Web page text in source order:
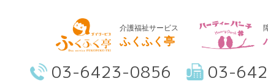
介護福祉サービス
ふくふく亭
03-6423-0856 03-